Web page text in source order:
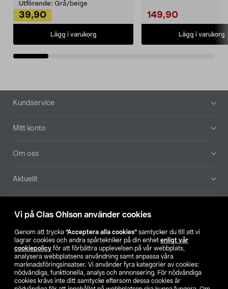
Vi på Clas Ohlson använder cookies
Genom att trycka ”Acceptera alla cookies” samtycker du till att vi
lagrar cookies och andra spårtekniker på din enhet enligt vår
cookiepolicy för att förbättra upplevelsen på vår webbplats,
analysera webbplatsens användning samt anpassa våra
marknadsföringsinsatser. Vi använder fyra kategorier av cookies:
nödvändiga, funktionella, analys och annonsering. För nödvändiga
cookies krävs inte ditt samtycke eftersom dessa cookies är
Utförande: Grå/beige
39,90
Lägg i varukorg
149,90
Lägg i varukorg
Sidfot
Kundservice
Mitt konto
Om oss
Aktuellt
Hitta butik
SE NO FI